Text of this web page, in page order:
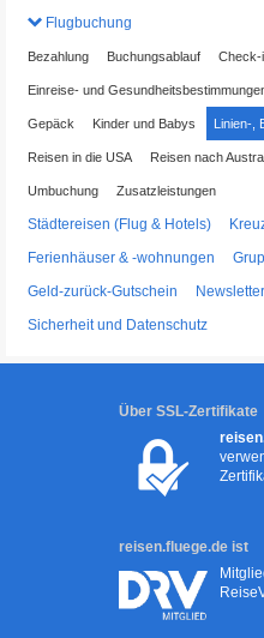
Flugbuchung
Bezahlung Buchungsablauf Check-
Einreise- und
Gepäck Kinder und Babys Linien-,
Reisen in die USA Reisen nach
Umbuchung Zusatzleistungen
Städtereisen (Flug & Hotels)
Ferienhäuser & -wohnungen
Geld-zurück-Gutschein
Sicherheit und Datenschutz
Über SSL-Zertifikate
reisen.fluege.de ist